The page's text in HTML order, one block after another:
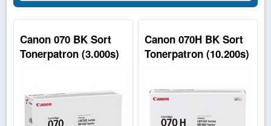
Canon 070 BK Sort
Tonerpatron (3.000s)
Canon 070H BK Sort
Tonerpatron (10.200s)